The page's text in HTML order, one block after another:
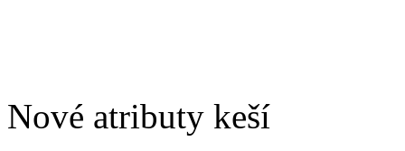
Nové atributy keší